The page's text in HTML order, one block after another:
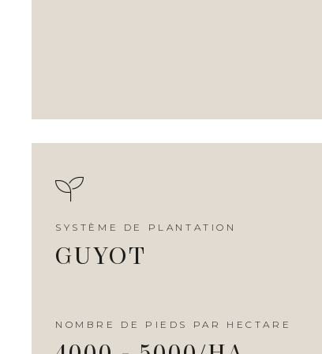
SYSTÈME DE PLANTATION
GUYOT
NOMBRE DE PIEDS PAR HECTARE